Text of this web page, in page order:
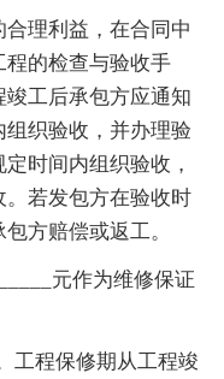
理利益，在合同中
程的检查与验收手
工后承包方应通知
织验收，并办理验
时间内组织验收，
若发包方在验收时
方赔偿或返工。
元作为维修保证
工程保修期从工程竣